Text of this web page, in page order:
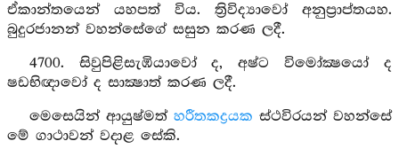
ඒකාන්තයෙන් යහපත් විය. ත්‍රිවිද්‍යාවෝ අනුප්‍රාප්තයහ.
බුදුරජානන් වහන්සේගේ සසුන කරණ ලදී.
4700. සිවුපිළිසැඹියාවෝ ද, අෂ්ට විමෝක්‍ෂයෝ ද
ෂඩභිඥාවෝ ද සාක්‍ෂාත් කරණ ලදී.
මෙසෙයින් ආයුෂ්මත් හරීතකද්‍රයක ස්ථවිරයන් වහන්සේ
මේ ගාථාවන් වදාළ සේකි.